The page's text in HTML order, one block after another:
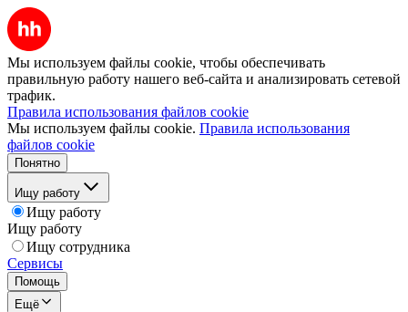
Мы используем файлы cookie, чтобы обеспечивать
правильную работу нашего веб-сайта и анализировать сетевой
трафик.
Правила использования файлов cookie
Мы используем файлы cookie. Правила использования
файлов cookie
Понятно
Ищу работу
Ищу работу
Ищу работу
Ищу сотрудника
Сервисы
Помощь
Ещё